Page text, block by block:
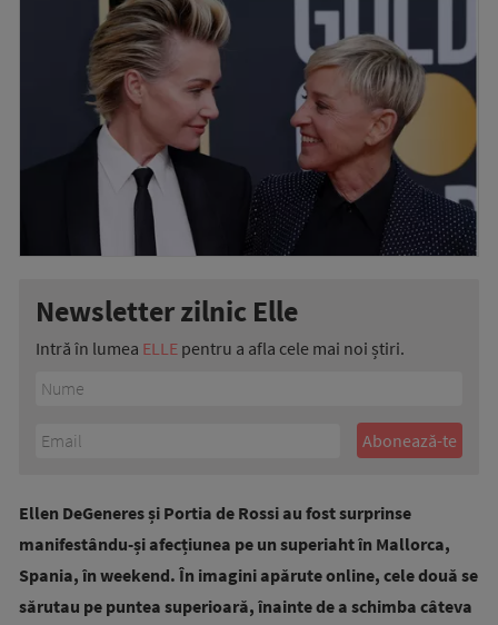
Newsletter zilnic Elle
Intră în lumea ELLE pentru a afla cele mai noi știri.
Ellen DeGeneres și Portia de Rossi au fost surprinse
manifestându-și afecțiunea pe un superiaht în Mallorca,
Spania, în weekend. În imagini apărute online, cele două se
sărutau pe puntea superioară, înainte de a schimba câteva